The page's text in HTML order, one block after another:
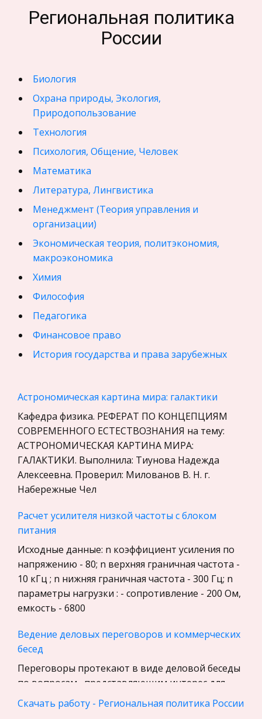
Региональная политика
России
Биология
Охрана природы, Экология,
Природопользование
Технология
Психология, Общение, Человек
Математика
Литература, Лингвистика
Менеджмент (Теория управления и
организации)
Экономическая теория, политэкономия,
макроэкономика
Химия
Философия
Педагогика
Финансовое право
История государства и права зарубежных
Искусство, Культура, Литература
Компьютерные сети
Материаловедение
Авиация
Бухгалтерский учет
Уголовное право
Экскурсии и туризм
Маркетинг, товароведение, реклама
Религия
Культурология
Экологическое право
Физкультура и Спорт, Здоровье
Астрономическая картина мира: галактики
Кафедра физика. РЕФЕРАТ ПО КОНЦЕПЦИЯМ
СОВРЕМЕННОГО ЕСТЕСТВОЗНАНИЯ на тему:
АСТРОНОМИЧЕСКАЯ КАРТИНА МИРА:
ГАЛАКТИКИ. Выполнила: Тиунова Надежда
Алексеевна. Проверил: Милованов В. Н. г.
Набережные Чел
Расчет усилителя низкой частоты с блоком
питания
Исходные данные: n коэффициент усиления по
напряжению - 80; n верхняя граничная частота -
10 кГц ; n нижняя граничная частота - 300 Гц; n
параметры нагрузки : - сопротивление - 200 Ом,
емкость - 6800
Ведение деловых переговоров и коммерческих
бесед
Переговоры протекают в виде деловой беседы
по вопросам , представляющим интерес для
обеих сторон , и служат налаживанию
кооперационных связей. Переговоры
Скачать работу - Региональная политика России